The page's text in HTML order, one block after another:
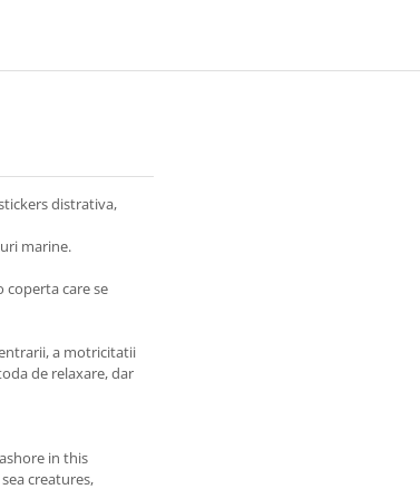
distrativa,
marine.
coperta care se
a motricitatii
de relaxare, dar
in this
creatures,